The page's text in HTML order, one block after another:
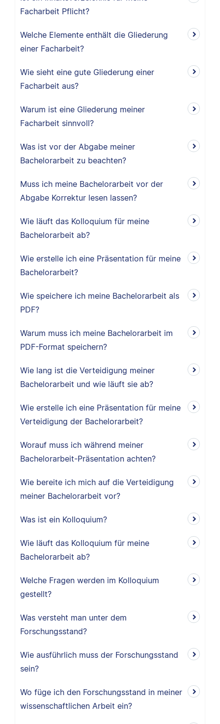
Facharbeit Pflicht?
Welche Elemente enthält die Gliederung
einer Facharbeit?
Wie sieht eine gute Gliederung einer
Facharbeit aus?
Warum ist eine Gliederung meiner
Facharbeit sinnvoll?
Was ist vor der Abgabe meiner
Bachelorarbeit zu beachten?
Muss ich meine Bachelorarbeit vor der
Abgabe Korrektur lesen lassen?
Wie läuft das Kolloquium für meine
Bachelorarbeit ab?
Wie erstelle ich eine Präsentation für meine
Bachelorarbeit?
Wie speichere ich meine Bachelorarbeit als
PDF?
Warum muss ich meine Bachelorarbeit im
PDF-Format speichern?
Wie lang ist die Verteidigung meiner
Bachelorarbeit und wie läuft sie ab?
Wie erstelle ich eine Präsentation für meine
Verteidigung der Bachelorarbeit?
Worauf muss ich während meiner
Bachelorarbeit-Präsentation achten?
Wie bereite ich mich auf die Verteidigung
meiner Bachelorarbeit vor?
Was ist ein Kolloquium?
Wie läuft das Kolloquium für meine
Bachelorarbeit ab?
Welche Fragen werden im Kolloquium
gestellt?
Was versteht man unter dem
Forschungsstand?
Wie ausführlich muss der Forschungsstand
sein?
Wo füge ich den Forschungsstand in meiner
wissenschaftlichen Arbeit ein?